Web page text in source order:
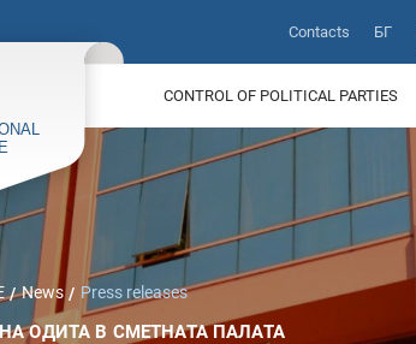
Contacts БГ
CONTROL OF POLITICAL PARTIES
News Press releases
ОДИТА В СМЕТНАТА ПАЛАТА